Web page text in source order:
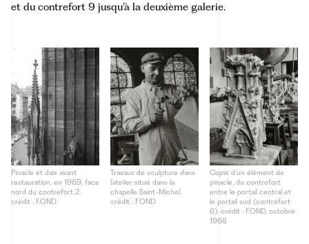
et du contrefort 9 jusqu’à la deuxième galerie.
Pinacle et dais avant
restauration, en 1969, face
nord du contrefort 2,
crédit : F.OND
Travaux de sculpture dans
l’atelier situé dans la
chapelle Saint-Michel,
crédit : F.OND
Copie d’un élément de
pinacle, du contrefort
entre le portail central et
le portail sud (contrefort
6), crédit : F.OND, octobre
1966